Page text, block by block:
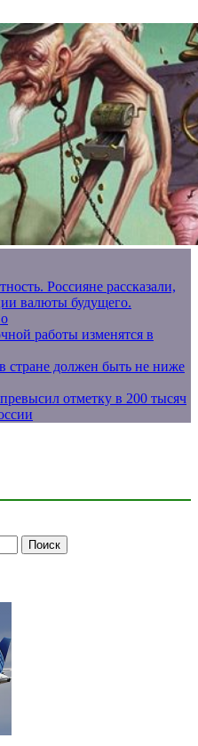
Россияне рассказали,
валюты будущего.
работы изменятся в
стране должен быть не ниже
отметку в 200 тысяч